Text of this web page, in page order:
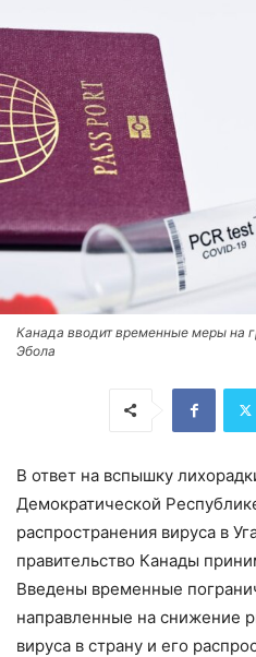
Канада вводит временные меры на
Эбола
В ответ на вспышку
Демократической
распространения вируса в
правительство Канады
Введены временные
направленные на снижение
вируса в страну и его